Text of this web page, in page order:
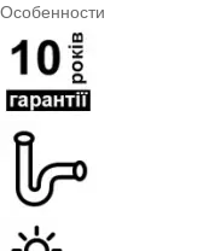
Особенности